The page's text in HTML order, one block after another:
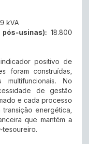
kVA
usinas): 18.800
positivo de
foram construídas,
multifuncionais. No
de gestão
e cada processo
energética,
que mantém a
tesoureiro.